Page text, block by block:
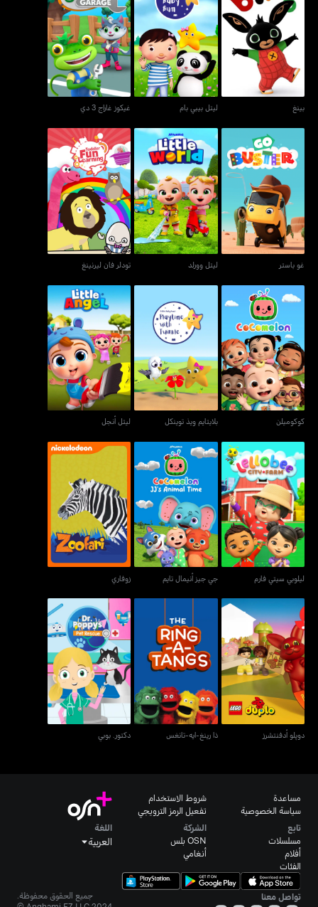
بينغ
بينغ
ليتل بيبي بام
ليتل بيبي بام
غيكوز غاراج 3 دي
غيكوز غاراج 3 دي
غو باستر
غو باستر
ليتل وورلد
ليتل وورلد
تودلر فان ليرنينغ
تودلر فان ليرنينغ
كوكوميلن
كوكوميلن
بلايتايم ويذ توينكل
بلايتايم ويذ توينكل
ليتل أنجل
ليتل أنجل
ليلوبي سيتي فارم
ليلوبي سيتي فارم
جي جيز أنيمال تايم
جي جيز أنيمال تايم
زوفاري
زوفاري
دوپلو أدفنتشرز
دوپلو أدفنتشرز
ذا رينغ-ايه-تانغس
ذا رينغ-ايه-تانغس
دكتور. بوبي
دكتور. بوبي
مساعدة
سياسة الخصوصية
شروط الاستخدام
تفعيل الرمز الترويجي
تابع
مسلسلات
أفلام
الفئات
الشركة
OSN بلس
أنغامي
اللغة
العربية
تواصل معنا
جميع الحقوق محفوظة.